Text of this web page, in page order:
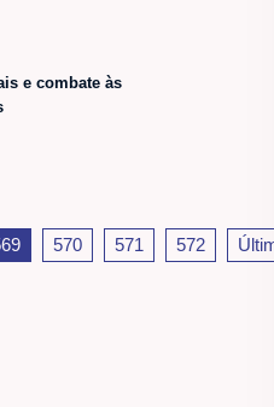
e combate às
570 571 572